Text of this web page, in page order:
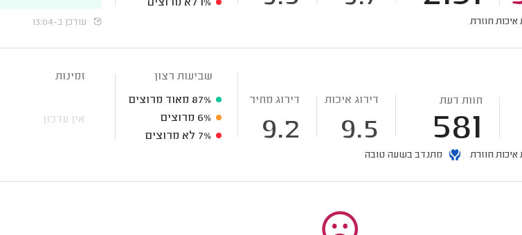
חוזרת
1% לא מרוצים
עודכן ב-13:04
חוות דעת
581
דירוג איכות
9.5
דירוג מחיר
9.2
חוזרת מתנדב בשעה טובה
שביעות רצון
87% מאוד מרוצים
6% מרוצים
7% לא מרוצים
זמינות
אין עדכון